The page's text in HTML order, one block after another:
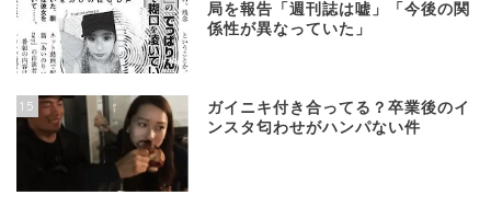
局を報告「週刊誌は嘘」「今後の関
係性が異なっていた」
15
ガイニキ付き合ってる？卒業後のイ
ンスタ匂わせがハンパない件